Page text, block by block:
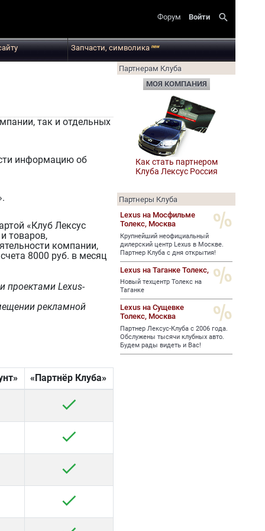
Форум Войти search
Запчасти, символикаnew
так и отдельных
информацию об
«Клуб Лексус
товаров,
компании,
8000 руб. в месяц
проектами Lexus-
рекламной
«Партнёр Клуба»
check
check
check
check
Партнерам Клуба
МОЯ КОМПАНИЯ
Как стать партнером
Клуба Лексус Россия
Партнеры Клуба
Lexus на Мосфильме
Толекс, Москва
Крупнейший неофициальный
дилерский центр Lexus в Москве.
Партнер Клуба с дня открытия!
Lexus на Таганке Толекс,
Новый техцентр Толекс на
Таганке
Lexus на Сущевке
Толекс, Москва
Партнер Лексус-Клуба с 2006 года.
Обслужены тысячи клубных авто.
Будем рады видеть и Вас!